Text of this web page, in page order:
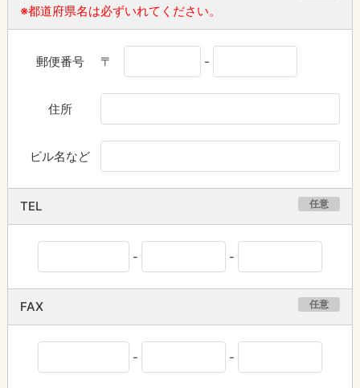
※都道府県名は必ずいれてください。
郵便番号 〒 -
住所
ビル名など
TEL 任意
- -
FAX 任意
- -